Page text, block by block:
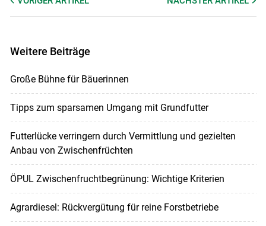
Weitere Beiträge
Große Bühne für Bäuerinnen
Tipps zum sparsamen Umgang mit Grundfutter
Futterlücke verringern durch Vermittlung und gezielten
Anbau von Zwischenfrüchten
ÖPUL Zwischenfruchtbegrünung: Wichtige Kriterien
Agrardiesel: Rückvergütung für reine Forstbetriebe